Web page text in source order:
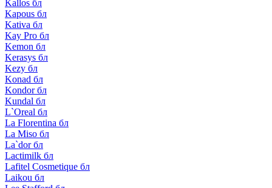
Kallos бл
Kapous бл
Kativa бл
Kay Pro бл
Kemon бл
Kerasys бл
Kezy бл
Konad бл
Kondor бл
Kundal бл
L`Oreal бл
La Florentina бл
La Miso бл
La`dor бл
Lactimilk бл
Lafitel Cosmetique бл
Laikou бл